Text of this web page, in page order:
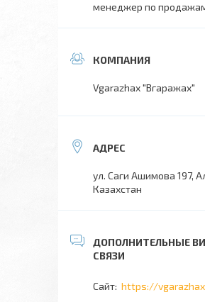
менеджер по
Vgarazhax "Вгаражах"
ул. Саги Ашимова 197,
Казахстан
https://